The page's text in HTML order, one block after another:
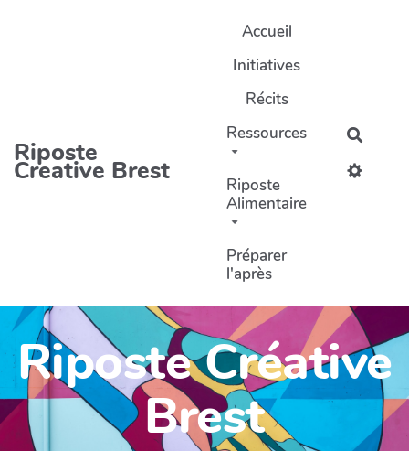
Riposte
Creative Brest
Accueil
Initiatives
Récits
Ressources
Riposte
Alimentaire
Préparer
l'après
Riposte Créative
Brest